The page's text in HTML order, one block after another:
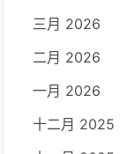
三月 2026
二月 2026
一月 2026
十二月 2025